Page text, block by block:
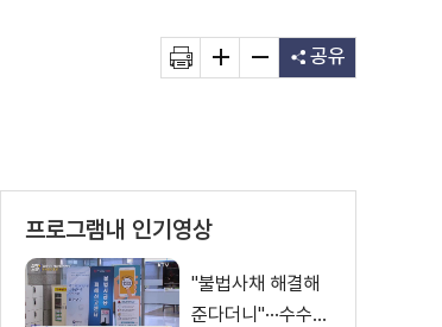
공유
프로그램내 인기영상
"불법사채 해결해
준다더니"···수수료